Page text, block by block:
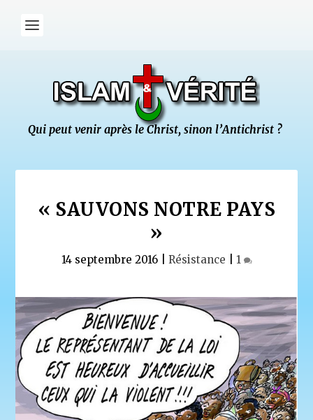
« SAUVONS NOTRE PAYS
»
14 septembre 2016| Résistance 1